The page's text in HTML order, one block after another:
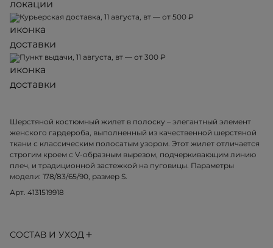
Курьерская доставка, 11 августа, вт — от 500 ₽
Пункт выдачи, 11 августа, вт — от 300 ₽
Шерстяной костюмный жилет в полоску – элегантный элемент
женского гардероба, выполненный из качественной шерстяной
ткани с классическим полосатым узором. Этот жилет отличается
строгим кроем с V-образным вырезом, подчеркивающим линию
плеч, и традиционной застежкой на пуговицы. Параметры
модели: 178/83/65/90, размер S.
Арт. 4131519918
СОСТАВ И УХОД